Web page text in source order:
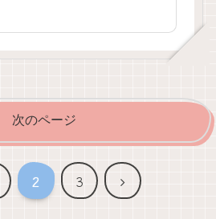
次のページ
2 3
次